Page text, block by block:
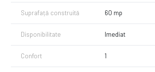
Suprafață construită 60 mp
Disponibilitate Imediat
Confort 1